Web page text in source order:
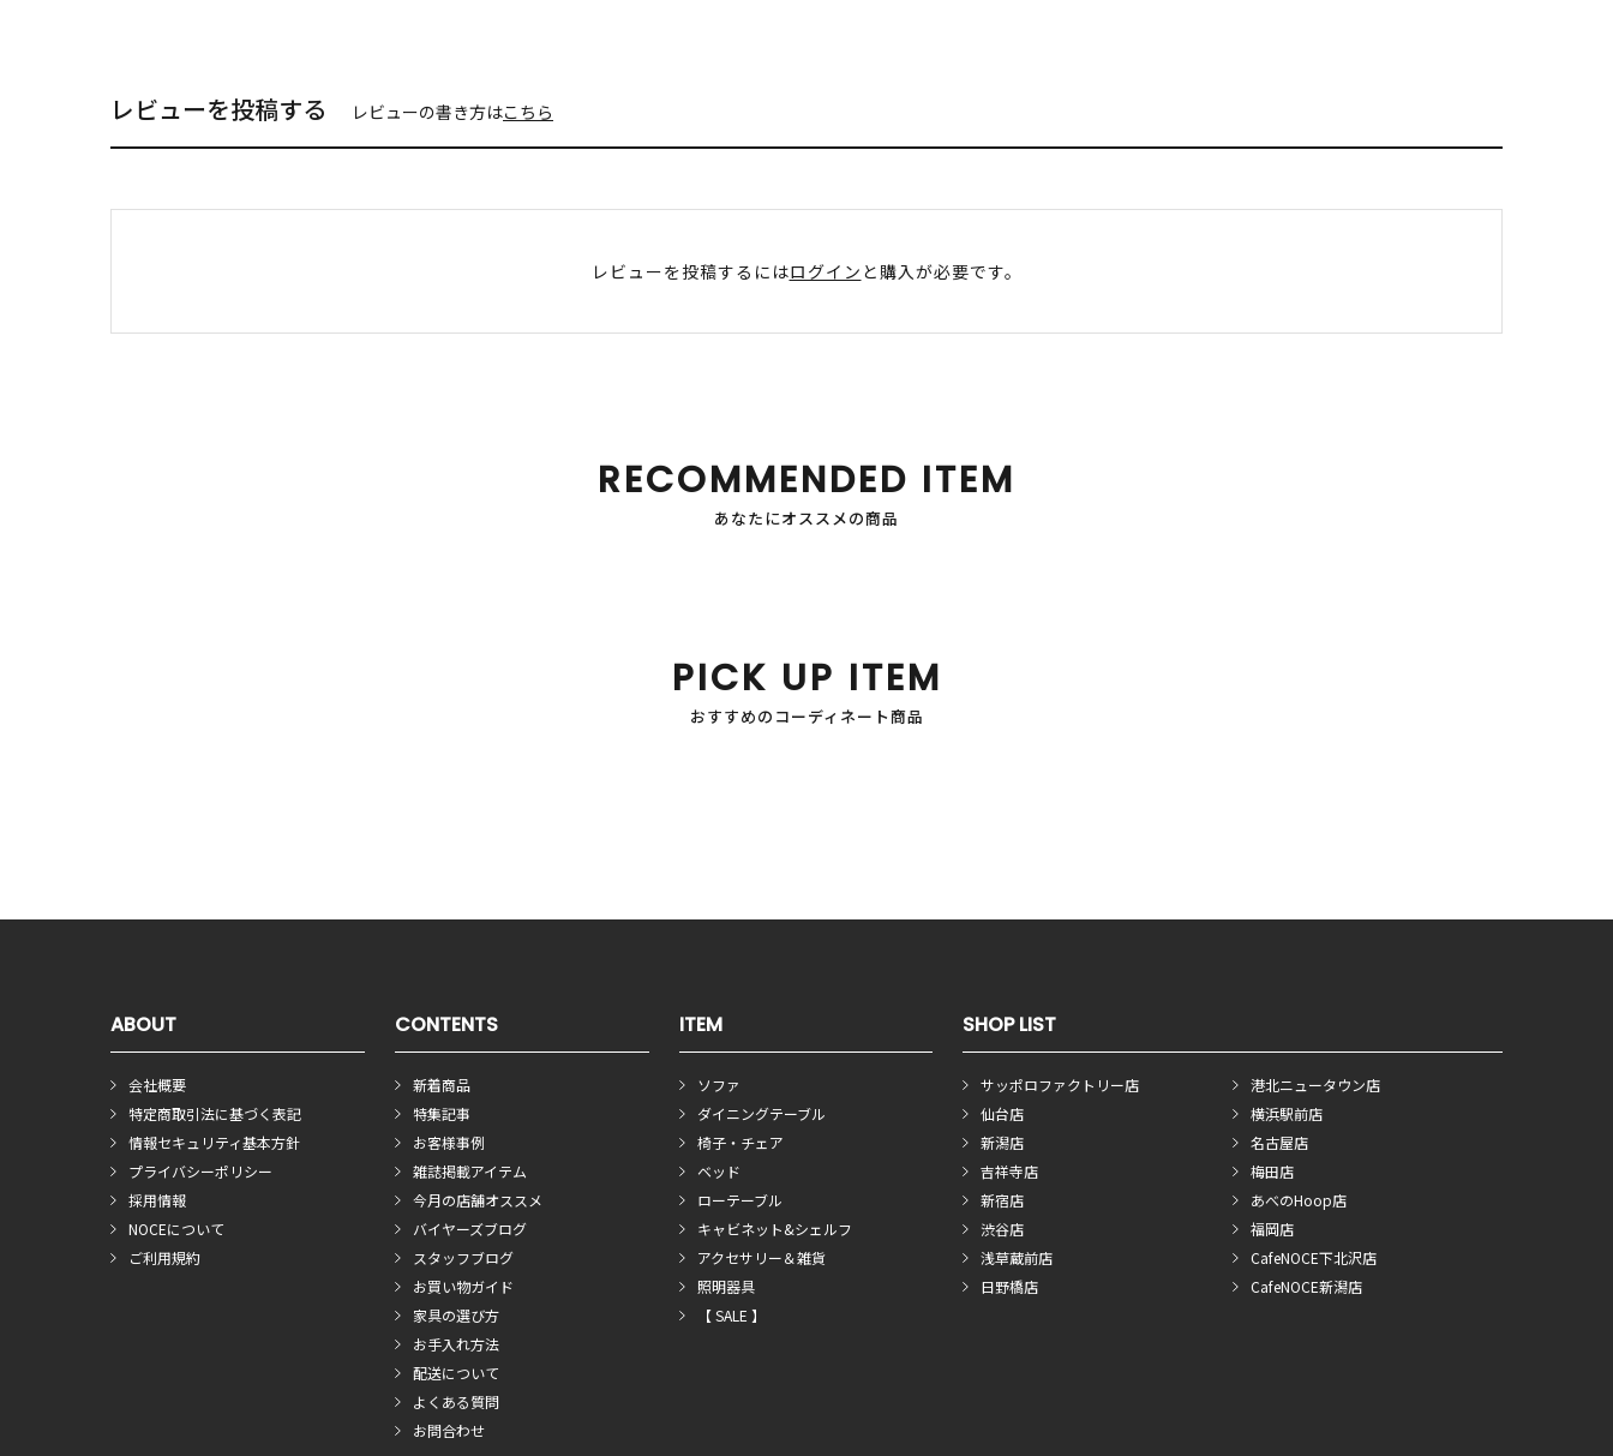
レビューを投稿する レビューの書き方はこちら
レビューを投稿するにはログイン と購入が必要です。
RECOMMENDED ITEM
あなたにオススメの商品
PICK UP ITEM
おすすめのコーディネート商品
ABOUT
会社概要
特定商取引法に基づく表記
情報セキュリティ基本方針
プライバシーポリシー
採用情報
NOCEについて
ご利用規約
CONTENTS
新着商品
特集記事
お客様事例
雑誌掲載アイテム
今月の店舗オススメ
バイヤーズブログ
スタッフブログ
お買い物ガイド
家具の選び方
お手入れ方法
配送について
よくある質問
お問合わせ
ITEM
ソファ
ダイニングテーブル
椅子・チェア
ベッド
ローテーブル
キャビネット&シェルフ
アクセサリー＆雑貨
照明器具
【 SALE 】
SHOP LIST
サッポロファクトリー店
仙台店
新潟店
吉祥寺店
新宿店
渋谷店
浅草蔵前店
日野橋店
港北ニュータウン店
横浜駅前店
名古屋店
梅田店
あべのHoop店
福岡店
CafeNOCE下北沢店
CafeNOCE新潟店